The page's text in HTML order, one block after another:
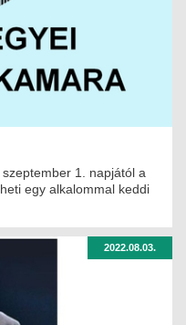
1. napjától a
egy alkalommal keddi
2022.08.03.